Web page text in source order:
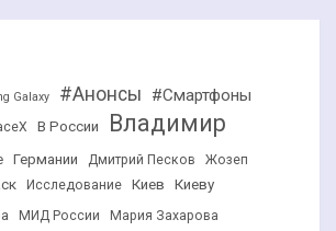
Galaxy #Анонсы #Смартфоны
В России
Владимир
Германии Дмитрий Песков
Жозеп
Исследование Киев Киеву
МИД России Мария Захарова